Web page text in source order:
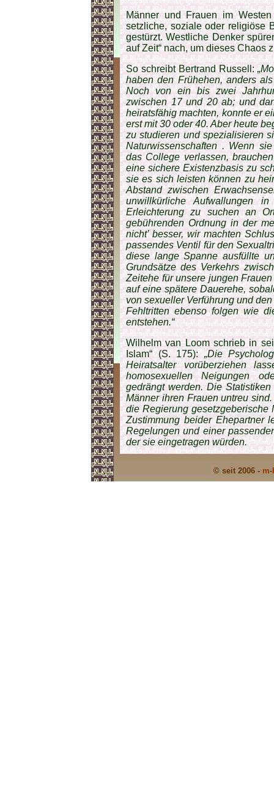
Männer und Frauen im
setzliche, soziale oder religiöse
gestürzt. Westliche Denker
auf Zeit“ nach, um dieses Chaos
So schreibt Bertrand Russell:
haben den Frühehen, anders
Noch von ein bis zwei
zwischen 17 und 20 ab; und
heiratsfähig machten, konnte er
erst mit 30 oder 40. Aber heute
zu studieren und spezialisieren
Naturwissenschaften . Wenn
das College verlassen,
eine sichere Existenzbasis zu
sie es sich leisten können zu
Abstand zwischen
unwillkürliche Aufwallungen
Erleichterung zu suchen an
gebührenden Ordnung in der
nicht’ besser, wir machten
passendes Ventil für den
diese lange Spanne ausfüllte
Grundsätze des Verkehrs
Zeitehe für unsere jungen
auf eine spätere Dauerehe,
von sexueller Verführung und
Fehltritten ebenso folgen wie
entstehen.“
Wilhelm van Loom schrieb in
Islam“ (S. 175):„Die
Heiratsalter vorüberziehen
homosexuellen Neigungen
gedrängt werden. Die
Männer ihren Frauen untreu
die Regierung
Zustimmung beider Ehepartner
Regelungen und einer
der sie eingetragen würden.
© seit 2006 -